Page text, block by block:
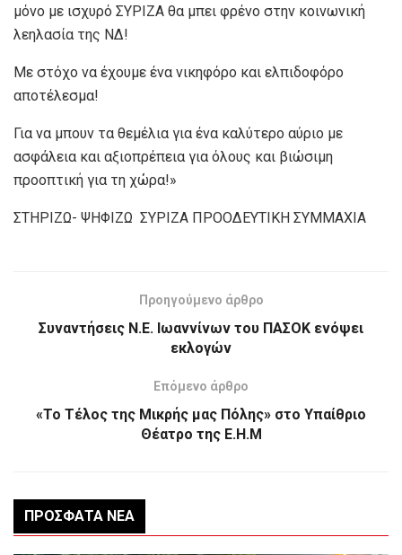
μόνο με ισχυρό ΣΥΡΙΖΑ θα μπει φρένο στην κοινωνική
λεηλασία της ΝΔ!
Με στόχο να έχουμε ένα νικηφόρο και ελπιδοφόρο
αποτέλεσμα!
Για να μπουν τα θεμέλια για ένα καλύτερο αύριο με
ασφάλεια και αξιοπρέπεια για όλους και βιώσιμη
προοπτική για τη χώρα!»
ΣΤΗΡΙΖΩ- ΨΗΦΙΖΩ ΣΥΡΙΖΑ ΠΡΟΟΔΕΥΤΙΚΗ ΣΥΜΜΑΧΙΑ
Προηγούμενο άρθρο
Συναντήσεις Ν.Ε. Ιωαννίνων του ΠΑΣΟΚ ενόψει
εκλογών
Επόμενο άρθρο
«Το Τέλος της Μικρής μας Πόλης» στο Υπαίθριο
Θέατρο της Ε.Η.Μ
ΠΡΌΣΦΑΤΑ ΝΈΑ